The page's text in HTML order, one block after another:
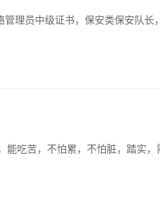
理员中级证书，保安类保安队长
能吃苦，不怕累，不怕脏，踏实